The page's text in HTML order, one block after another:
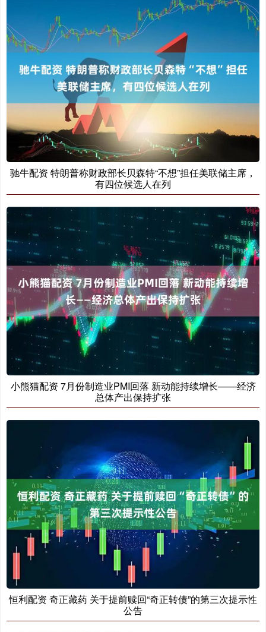
驰牛配资 特朗普称财政部长贝森特“不想”担任美联储主席，
有四位候选人在列
小熊猫配资 7月份制造业PMI回落 新动能持续增长——经济
总体产出保持扩张
恒利配资 奇正藏药 关于提前赎回“奇正转债”的第三次提示性
公告